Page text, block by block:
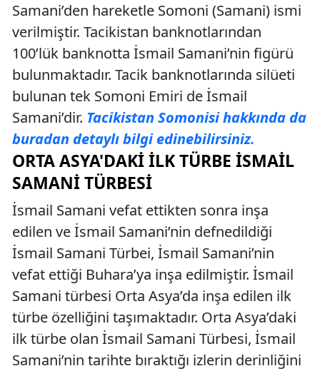
Samani’den hareketle Somoni (Samani) ismi
verilmiştir. Tacikistan banknotlarından
100’lük banknotta İsmail Samani’nin figürü
bulunmaktadır. Tacik banknotlarında silüeti
bulunan tek Somoni Emiri de İsmail
Samani’dir. Tacikistan Somonisi hakkında da
buradan detaylı bilgi edinebilirsiniz.
ORTA ASYA'DAKI İLK TÜRBE İSMAIL
SAMANI TÜRBESI
İsmail Samani vefat ettikten sonra inşa
edilen ve İsmail Samani’nin defnedildiği
İsmail Samani Türbei, İsmail Samani’nin
vefat ettiği Buhara’ya inşa edilmiştir. İsmail
Samani türbesi Orta Asya’da inşa edilen ilk
türbe özelliğini taşımaktadır. Orta Asya’daki
ilk türbe olan İsmail Samani Türbesi, İsmail
Samani’nin tarihte bıraktığı izlerin derinliğini